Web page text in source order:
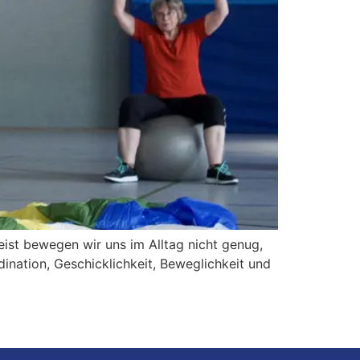
bewegen wir uns im Alltag nicht genug,
Geschicklichkeit, Beweglichkeit und